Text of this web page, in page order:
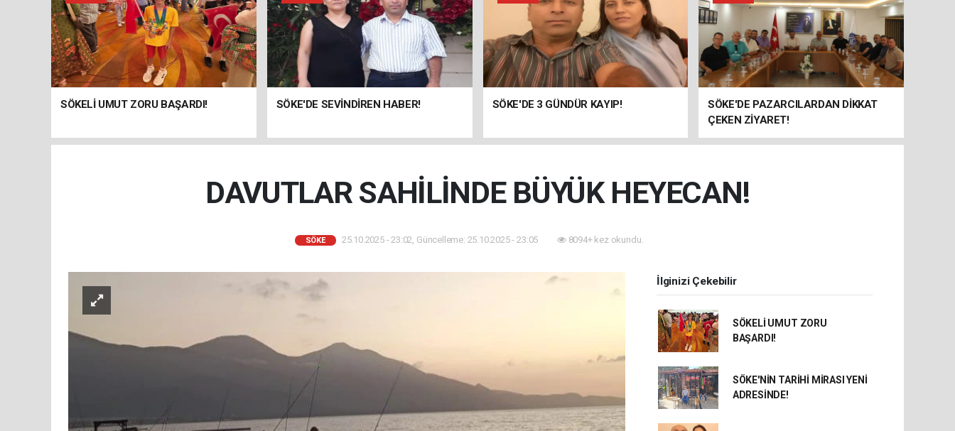
SÖKELİ UMUT ZORU BAŞARDI! SÖKE'DE SEVİNDİREN HABER! SÖKE'DE 3 GÜNDÜR KAYIP!
SÖKE'DE PAZARCILARDAN DİKKAT
ÇEKEN ZİYARET!
DAVUTLAR SAHİLİNDE BÜYÜK HEYECAN!
SÖKE 25.10.2025 - 23:02, Güncelleme: 25.10.2025 - 23:05 8094+ kez okundu.
İlginizi Çekebilir
SÖKELİ UMUT ZORU
BAŞARDI!
SÖKE'NİN TARİHİ MİRASI YENİ
ADRESİNDE!